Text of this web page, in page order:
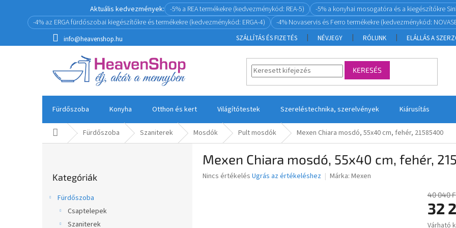
Aktuális kedvezmények: -5% a REA termékekre (kedvezménykód: REA-5)
-5% a konyhai mosogatóra és a kiegészítőkre
-4% az ERGA fürdőszobai kiegészítőkre és termékekre (kedvezménykód: ERGA-4)
-4% Novaservis és Ferro termékekre (kedvezménykód:
info@heavenshop.hu SZÁLLÍTÁS ÉS FIZETÉS NÉVJEGY RÓLUNK ELÁLLÁS A
KERESÉS
Fürdőszoba Konyha Otthon és kert Világítótestek Szereléstechnika, szerelvények Kiárusítás
KezdőlapFürdőszoba Szaniterek Mosdók Pult mosdók Mexen Chiara mosdó, 55x40 cm, fehér, 21585400
átugrása
Kategóriák
Fürdőszoba
Csaptelepek
Szaniterek
Mexen Chiara mosdó, 55x40 cm, fehér,
A
Nincs értékelés Ugrás az értékeléshez Márka: Mexen
40 040
32
Várható